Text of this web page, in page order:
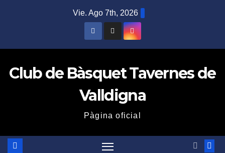
Vie. Ago 7th, 2026
Club de Bàsquet Tavernes de
Valldigna
Pàgina oficial